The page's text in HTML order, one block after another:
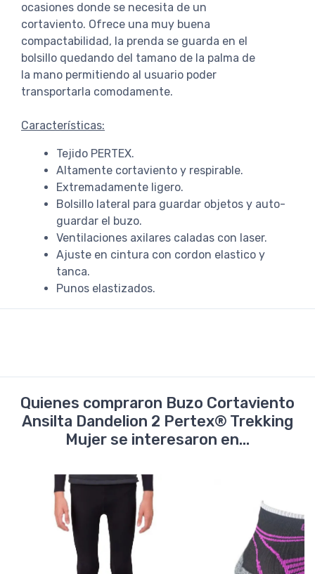
ocasiones donde se necesita de un
cortaviento. Ofrece una muy buena
compactabilidad, la prenda se guarda en el
bolsillo quedando del tamano de la palma de
la mano permitiendo al usuario poder
transportarla comodamente.
Características:
Tejido PERTEX.
Altamente cortaviento y respirable.
Extremadamente ligero.
Bolsillo lateral para guardar objetos y auto-
guardar el buzo.
Ventilaciones axilares caladas con laser.
Ajuste en cintura con cordon elastico y
tanca.
Punos elastizados.
Quienes compraron Buzo Cortaviento
Ansilta Dandelion 2 Pertex® Trekking
Mujer se interesaron en...